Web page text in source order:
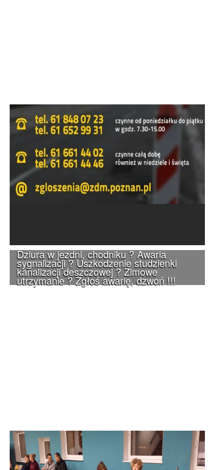
Dziura w jezdni, chodniku ? Awaria
sygnalizacji ? Uszkodzenie studzienki
kanalizacji deszczowej ? Zimowe
utrzymanie ? Zgłoś awarię, dzwoń !!!